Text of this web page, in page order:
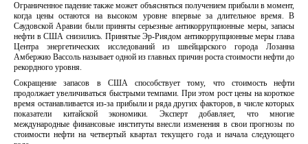
Ограниченное падение также может объясняться получением прибыли в момент,
когда цены остаются на высоком уровне впервые за длительное время. В
Саудовской Аравии были приняты серьезные антикоррупционные меры, запасы
нефти в США снизились. Принятые Эр-Риядом антикоррупционные меры глава
Центра энергетических исследований из швейцарского города Лозанна
Амбержио Вассоль называет одной из главных причин роста стоимости нефти до
рекордного уровня.
Сокращение запасов в США способствует тому, что стоимость нефти
продолжает увеличиваться быстрыми темпами. При этом рост цены на короткое
время останавливается из-за прибыли и ряда других факторов, в числе которых
показатели китайской экономики. Эксперт добавляет, что многие
международные финансовые институты внесли изменения в свои прогнозы по
стоимости нефти на четвертый квартал текущего года и начала следующего